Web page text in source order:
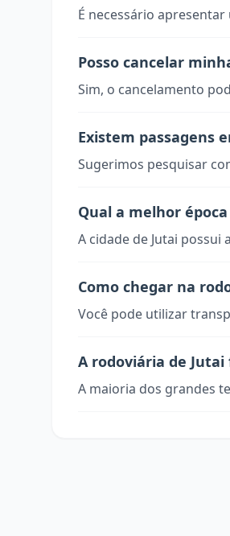
É necessário
Posso cancelar
Sim, o cancelamento
Existem passagens
Sugerimos pesquisar
Qual a melhor
A cidade de Jutai
Como chegar na
Você pode utilizar
A rodoviária de Jutai
A maioria dos grandes